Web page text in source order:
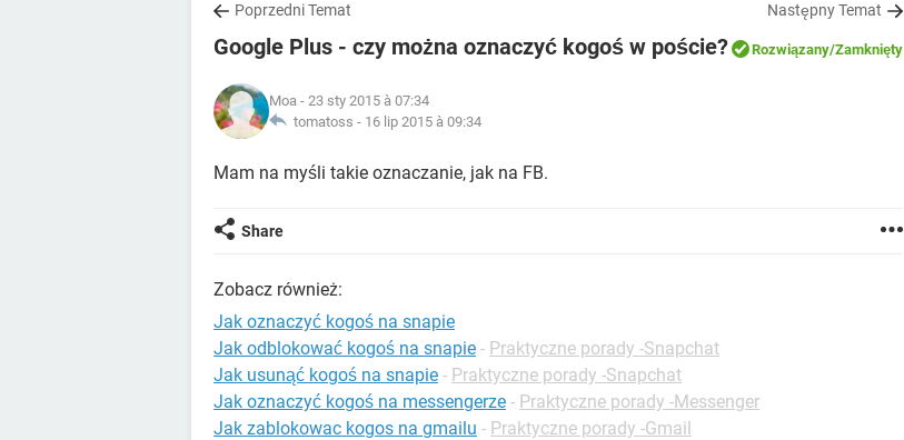
Poprzedni Temat Następny Temat
Google Plus - czy można oznaczyć kogoś w poście? Rozwiązany/Zamknięty
Moa - 23 sty 2015 à 07:34
tomatoss - 16 lip 2015 à 09:34
Mam na myśli takie oznaczanie, jak na FB.
Share
Zobacz również:
Jak oznaczyć kogoś na snapie
Jak odblokować kogoś na snapie - Praktyczne porady -Snapchat
Jak usunąć kogoś na snapie - Praktyczne porady -Snapchat
Jak oznaczyć kogoś na messengerze - Praktyczne porady -Messenger
Jak zablokowac kogos na gmailu - Praktyczne porady -Gmail